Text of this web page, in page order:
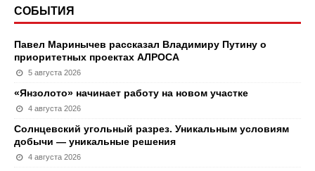
СОБЫТИЯ
Павел Маринычев рассказал Владимиру Путину о
приоритетных проектах АЛРОСА
5 августа 2026
«Янзолото» начинает работу на новом участке
4 августа 2026
Солнцевский угольный разрез. Уникальным условиям
добычи — уникальные решения
4 августа 2026